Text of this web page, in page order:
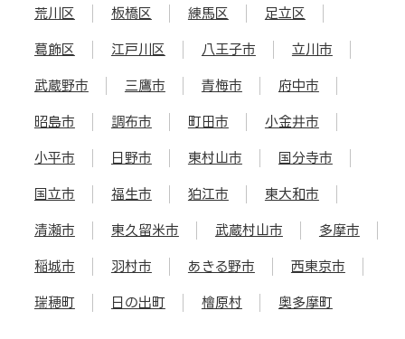
荒川区 板橋区 練馬区 足立区
葛飾区 江戸川区 八王子市 立川市
武蔵野市 三鷹市 青梅市 府中市
昭島市 調布市 町田市 小金井市
小平市 日野市 東村山市 国分寺市
国立市 福生市 狛江市 東大和市
清瀬市 東久留米市 武蔵村山市 多摩市
稲城市 羽村市 あきる野市 西東京市
瑞穂町 日の出町 檜原村 奥多摩町